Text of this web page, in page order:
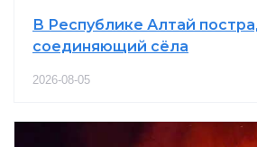
В Республике Алтай
соединяющий сёла
2026-08-05